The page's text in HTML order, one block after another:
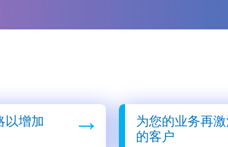
以增加
→
为您的业务再
的客户